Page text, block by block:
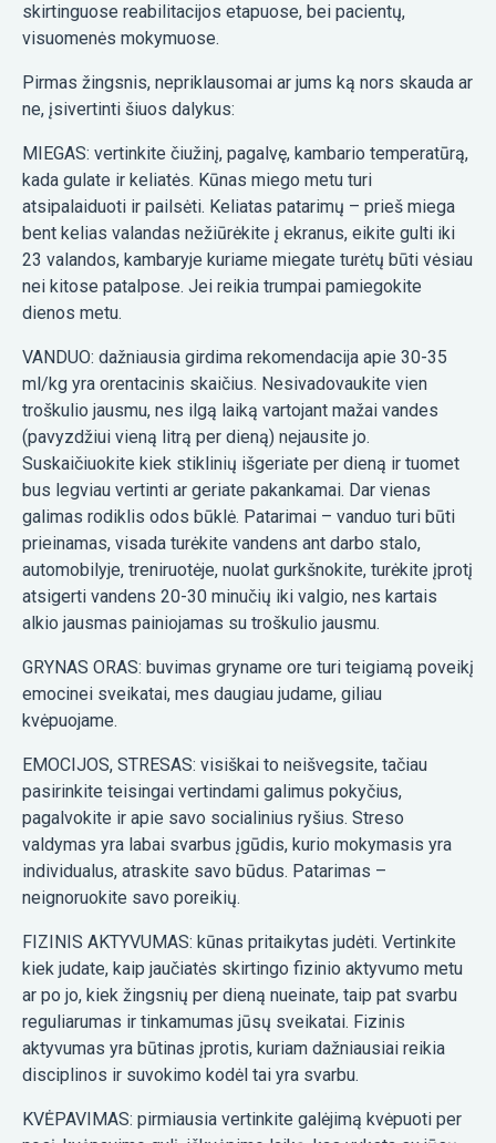
skirtinguose reabilitacijos etapuose, bei pacientų,
visuomenės mokymuose.
Pirmas žingsnis, nepriklausomai ar jums ką nors skauda ar
ne, įsivertinti šiuos dalykus:
MIEGAS: vertinkite čiužinį, pagalvę, kambario temperatūrą,
kada gulate ir keliatės. Kūnas miego metu turi
atsipalaiduoti ir pailsėti. Keliatas patarimų – prieš miega
bent kelias valandas nežiūrėkite į ekranus, eikite gulti iki
23 valandos, kambaryje kuriame miegate turėtų būti vėsiau
nei kitose patalpose. Jei reikia trumpai pamiegokite
dienos metu.
VANDUO: dažniausia girdima rekomendacija apie 30-35
ml/kg yra orentacinis skaičius. Nesivadovaukite vien
troškulio jausmu, nes ilgą laiką vartojant mažai vandes
(pavyzdžiui vieną litrą per dieną) nejausite jo.
Suskaičiuokite kiek stiklinių išgeriate per dieną ir tuomet
bus legviau vertinti ar geriate pakankamai. Dar vienas
galimas rodiklis odos būklė. Patarimai – vanduo turi būti
prieinamas, visada turėkite vandens ant darbo stalo,
automobilyje, treniruotėje, nuolat gurkšnokite, turėkite įprotį
atsigerti vandens 20-30 minučių iki valgio, nes kartais
alkio jausmas painiojamas su troškulio jausmu.
GRYNAS ORAS: buvimas gryname ore turi teigiamą poveikį
emocinei sveikatai, mes daugiau judame, giliau
kvėpuojame.
EMOCIJOS, STRESAS: visiškai to neišvegsite, tačiau
pasirinkite teisingai vertindami galimus pokyčius,
pagalvokite ir apie savo socialinius ryšius. Streso
valdymas yra labai svarbus įgūdis, kurio mokymasis yra
individualus, atraskite savo būdus. Patarimas –
neignoruokite savo poreikių.
FIZINIS AKTYVUMAS: kūnas pritaikytas judėti. Vertinkite
kiek judate, kaip jaučiatės skirtingo fizinio aktyvumo metu
ar po jo, kiek žingsnių per dieną nueinate, taip pat svarbu
reguliarumas ir tinkamumas jūsų sveikatai. Fizinis
aktyvumas yra būtinas įprotis, kuriam dažniausiai reikia
disciplinos ir suvokimo kodėl tai yra svarbu.
KVĖPAVIMAS: pirmiausia vertinkite galėjimą kvėpuoti per